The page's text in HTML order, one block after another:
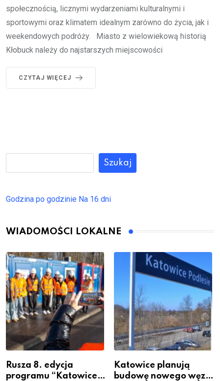
społecznością, licznymi wydarzeniami kulturalnymi i
sportowymi oraz klimatem idealnym zarówno do życia, jak i
weekendowych podróży. Miasto z wielowiekową historią
Kłobuck należy do najstarszych miejscowości
CZYTAJ WIĘCEJ
Szukaj
Godzina po godzinie Na 16 dni
WIADOMOŚCI LOKALNE
Rusza 8. edycja
programu “Katowice
Katowice planują
budowę nowego węzła